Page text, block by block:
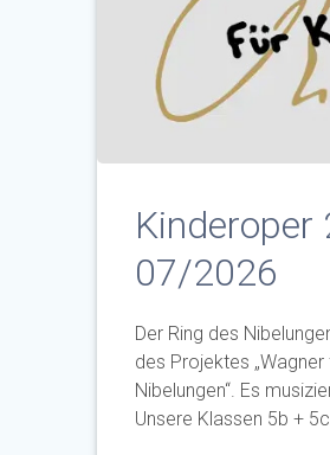
Kinderoper
07/2026
Der Ring des
des Projektes
Nibelungen“. Es
Unsere Klassen 5b +